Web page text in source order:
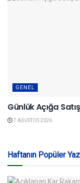
GENEL
Günlük Açığa
7 AĞUSTOS 2026
Haftanın Popüler